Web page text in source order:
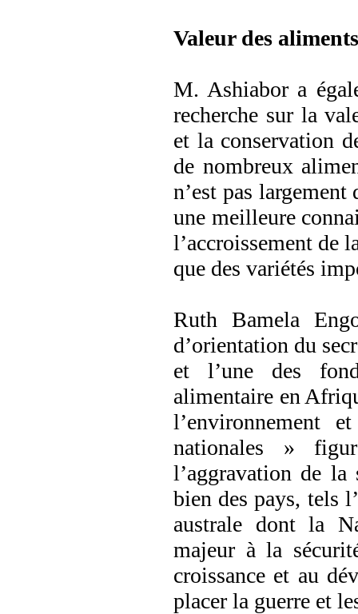
Valeur des
M. Ashiabor a
recherche sur la
et la conservation
de nombreux
n’est pas
une meilleure
l’accroissement de
que des variétés
Ruth Bamela
d’orientation du
et l’une des
alimentaire en
l’environnement
nationales »
l’aggravation de
bien des pays, tels
australe dont la
majeur à la
croissance et au
placer la guerre et